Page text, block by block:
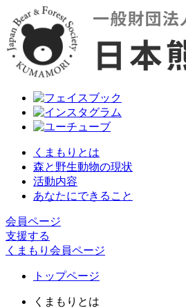
くまもりとは
森と野生動物の現状
活動内容
あなたにできること
会員ページ
支援する
くまもり会員ページ
トップページ
くまもりとは